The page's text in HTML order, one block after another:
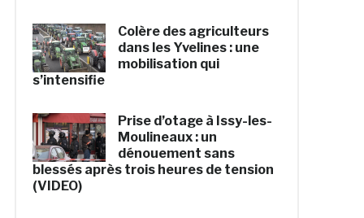
Colère des agriculteurs
dans les Yvelines : une
mobilisation qui
s’intensifie
Prise d’otage à Issy-les-
Moulineaux : un
dénouement sans
blessés après trois heures de tension
(VIDEO)